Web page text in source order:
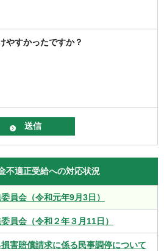
やすかったですか？
不適正受給への対応状況
員会（令和元年9月3日）
員会（令和２年３月11日）
害賠償請求に係る民事調停について